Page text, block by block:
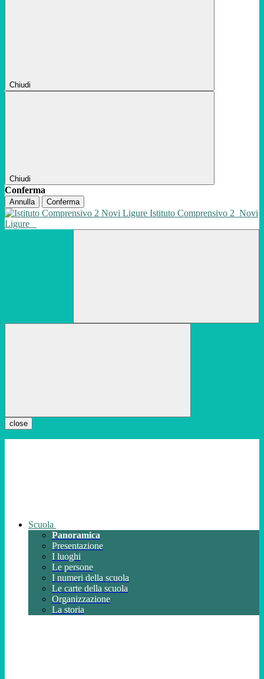
Chiudi
Chiudi
Conferma
Annulla Conferma
Istituto Comprensivo 2 Novi
Ligure
close
Scuola
Panoramica
Presentazione
I luoghi
Le persone
I numeri della scuola
Le carte della scuola
Organizzazione
La storia